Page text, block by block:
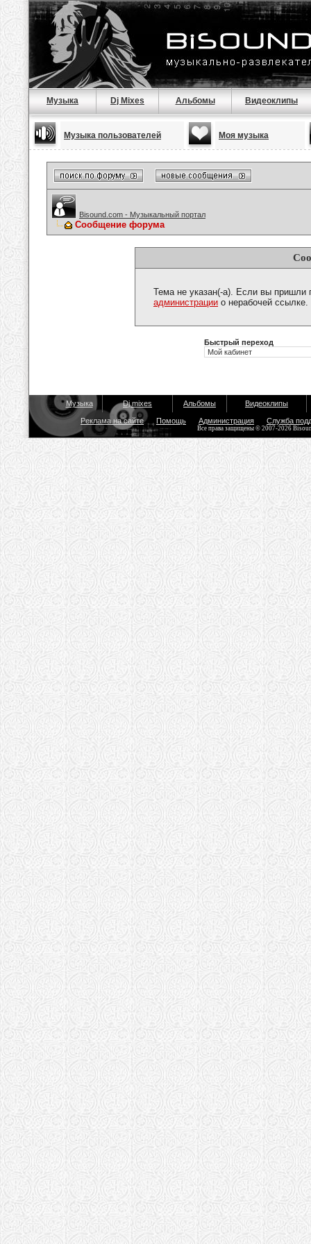
Музыка Dj Mixes Альбомы Видеоклипы
Музыка пользователей Моя музыка
Bisound.com - Музыкальный портал
Сообщение форума
Тема не указан(-а). Если вы пришли
администрации о нерабочей ссылке.
Быстрый переход
Музыка Dj mixes Альбомы Видеоклипы
Реклама на сайте Помощь Администрация Служба
Все права защищены © 2007-2026